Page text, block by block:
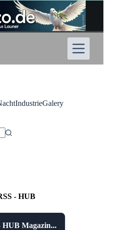
- HUB
HUB Magazin...